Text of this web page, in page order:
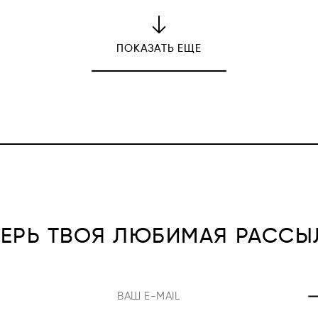
ПОКАЗАТЬ ЕЩЕ
ТВОЯ ЛЮБИМАЯ